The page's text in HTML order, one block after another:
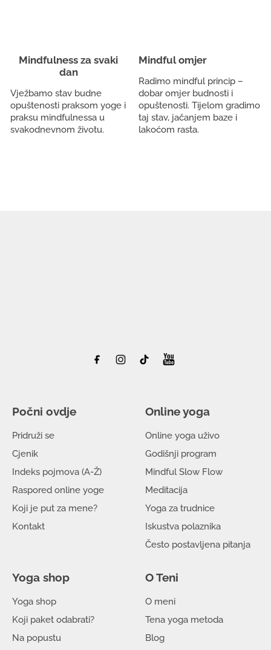
Mindfulness za svaki
dan
Vježbamo stav budne
opuštenosti praksom yoge i
praksu mindfulnessa u
svakodnevnom životu.
Mindful omjer
Radimo mindful princip –
dobar omjer budnosti i
opuštenosti. Tijelom gradimo
taj stav, jačanjem baze i
lakoćom rasta.
Počni ovdje
Pridruži se
Cjenik
Indeks pojmova (A-Ž)
Raspored online yoge
Koji je put za mene?
Kontakt
Online yoga
Online yoga uživo
Godišnji program
Mindful Slow Flow
Meditacija
Yoga za trudnice
Iskustva polaznika
Često postavljena pitanja
Yoga shop
Yoga shop
Koji paket odabrati?
Na popustu
O Teni
O meni
Tena yoga metoda
Blog